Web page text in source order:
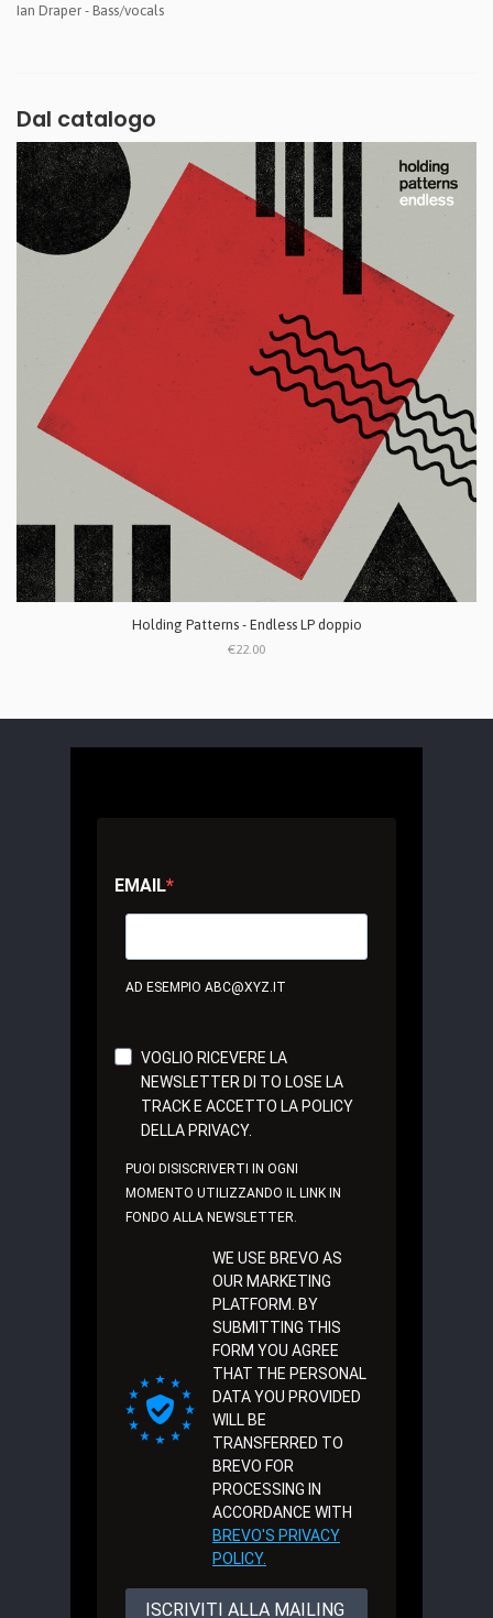
Ian Draper - Bass/vocals
Dal catalogo
Holding Patterns - Endless LP doppio
€22.00
EMAIL
AD ESEMPIO ABC@XYZ.IT
VOGLIO RICEVERE LA
NEWSLETTER DI TO LOSE LA
TRACK E ACCETTO LA POLICY
DELLA PRIVACY.
PUOI DISISCRIVERTI IN OGNI
MOMENTO UTILIZZANDO IL LINK IN
FONDO ALLA NEWSLETTER.
WE USE BREVO AS
OUR MARKETING
PLATFORM. BY
SUBMITTING THIS
FORM YOU AGREE
THAT THE PERSONAL
DATA YOU PROVIDED
WILL BE
TRANSFERRED TO
BREVO FOR
PROCESSING IN
ACCORDANCE WITH
BREVO'S PRIVACY
POLICY.
ISCRIVITI ALLA MAILING